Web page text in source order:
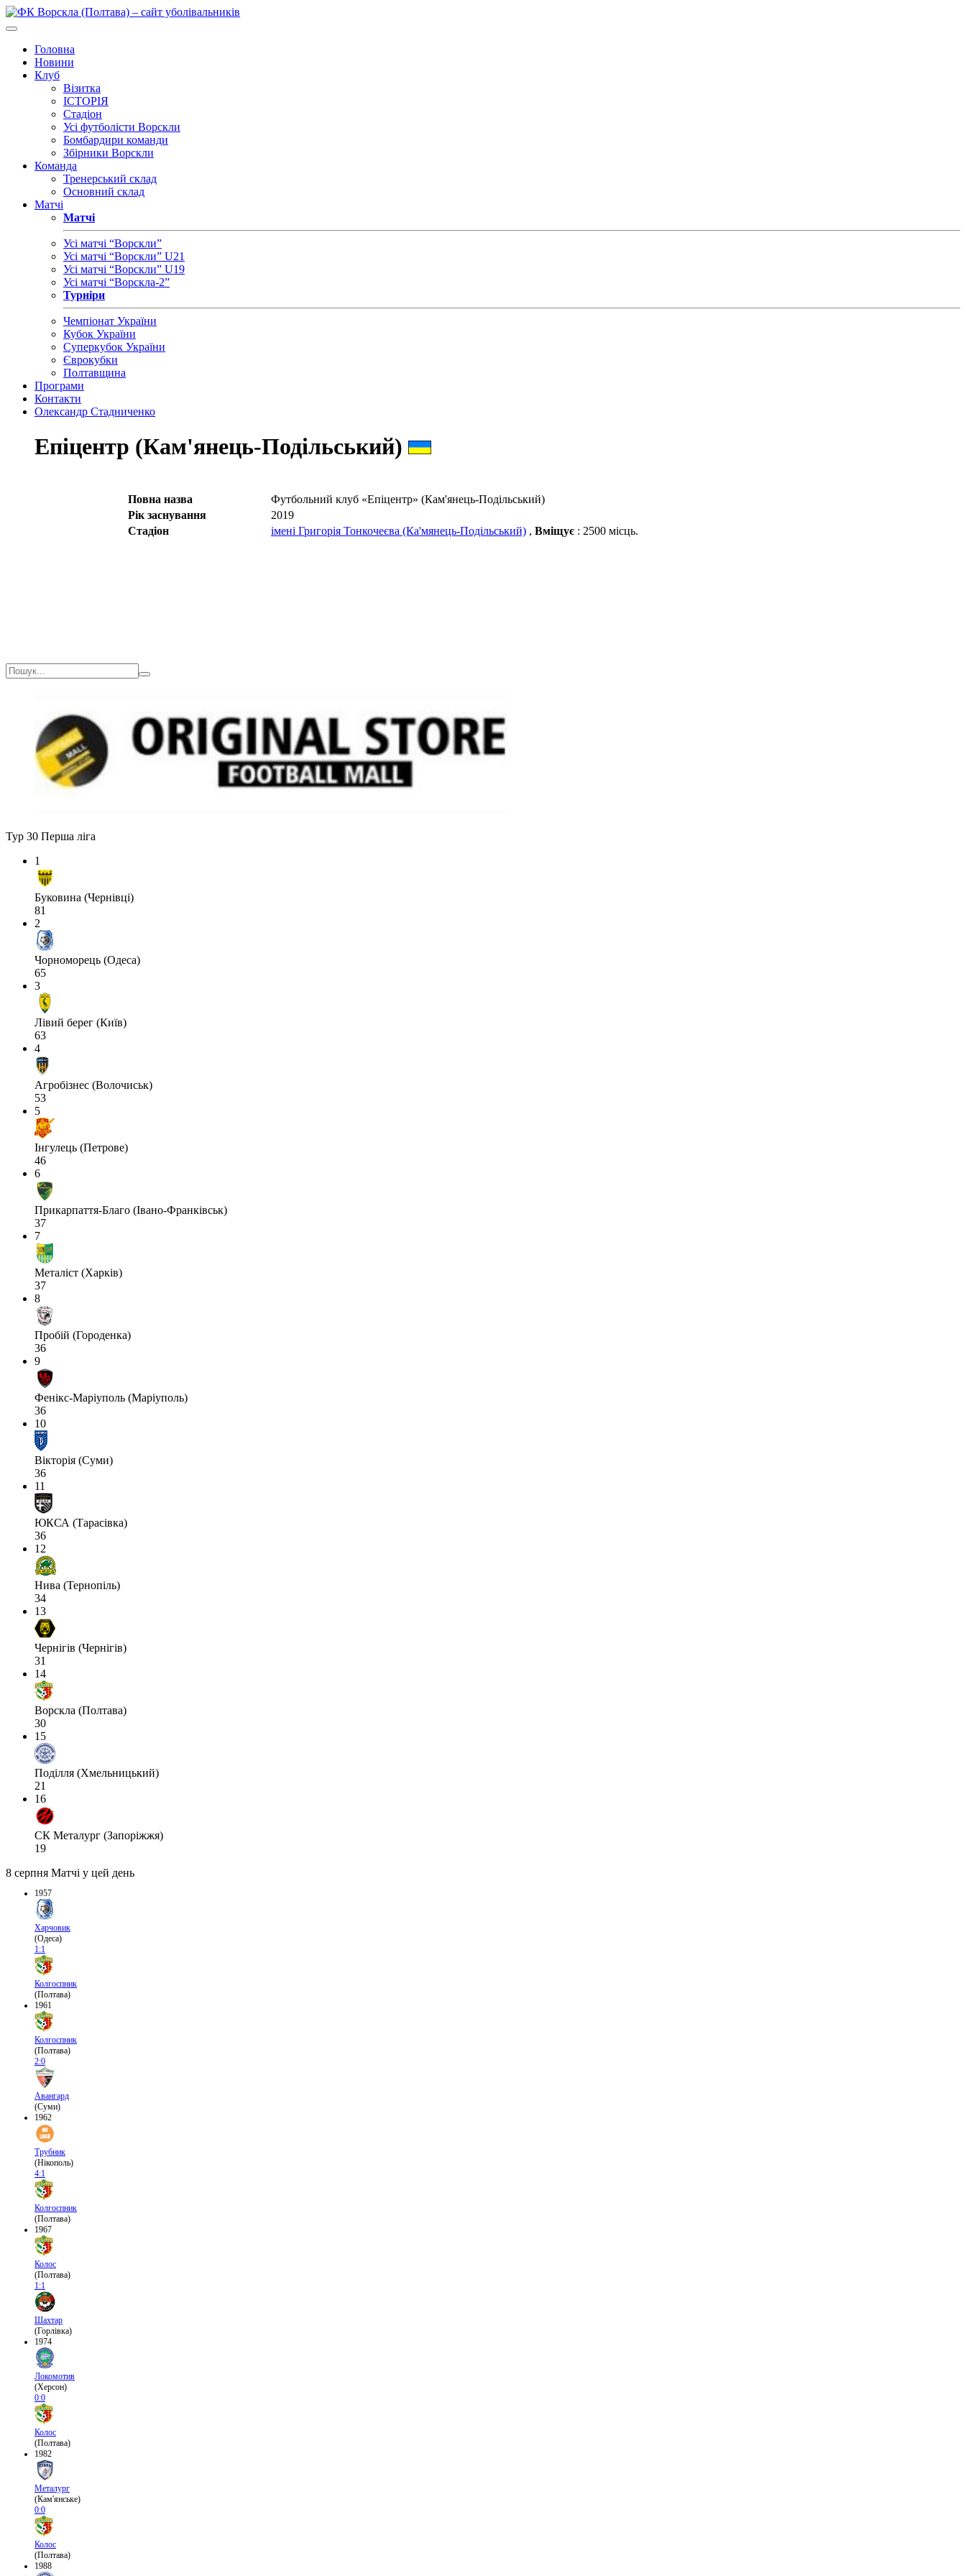
Головна
Новини
Клуб
Візитка
ІСТОРІЯ
Стадіон
Усі футболісти Ворскли
Бомбардири команди
Збірники Ворскли
Команда
Тренерський склад
Основний склад
Матчі
Матчі
Усі матчі “Ворскли”
Усі матчі “Ворскли” U21
Усі матчі “Ворскли” U19
Усі матчі “Ворскла-2”
Турніри
Чемпіонат України
Кубок України
Суперкубок України
Єврокубки
Полтавщина
Програми
Контакти
Олександр Стадниченко
Епіцентр (Кам'янець-Подільський)
Повна назва
Футбольний клуб «Епіцентр» (Кам'янець-Подільський)
Рік заснування
2019
Стадіон
імені Григорія Тонкочеєва (Ка'мянець-Подільський) , Вміщує : 2500 місць.
Тур 30 Перша ліга
1
Буковина (Чернівці)
81
2
Чорноморець (Одеса)
65
3
Лівий берег (Київ)
63
4
Агробізнес (Волочиськ)
53
5
Інгулець (Петрове)
46
6
Прикарпаття-Благо (Івано-Франківськ)
37
7
Металіст (Харків)
37
8
Пробій (Городенка)
36
9
Фенікс-Маріуполь (Маріуполь)
36
10
Вікторія (Суми)
36
11
ЮКСА (Тарасівка)
36
12
Нива (Тернопіль)
34
13
Чернігів (Чернігів)
31
14
Ворскла (Полтава)
30
15
Поділля (Хмельницький)
21
16
СК Металург (Запоріжжя)
19
8 серпня Матчі у цей день
1957
Харчовик
(Одеса)
1:1
Колгоспник
(Полтава)
1961
Колгоспник
(Полтава)
2:0
Авангард
(Суми)
1962
Трубник
(Нікополь)
4:1
Колгоспник
(Полтава)
1967
Колос
(Полтава)
1:1
Шахтар
(Горлівка)
1974
Локомотив
(Херсон)
0:0
Колос
(Полтава)
1982
Металург
(Кам'янське)
0:0
Колос
(Полтава)
1988